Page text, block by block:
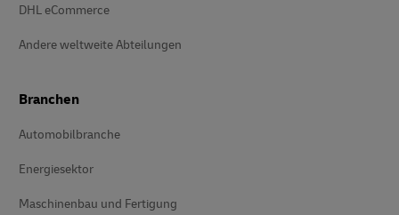
DHL eCommerce
Andere weltweite Abteilungen
Branchen
Automobilbranche
Energiesektor
Maschinenbau und Fertigung